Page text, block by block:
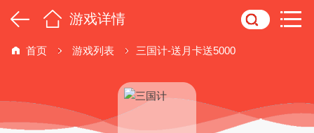
游戏详情
首页 游戏列表 三国计-送月卡送5000